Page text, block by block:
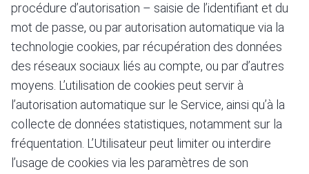
procédure d’autorisation – saisie de l’identifiant et du
mot de passe, ou par autorisation automatique via la
technologie cookies, par récupération des données
des réseaux sociaux liés au compte, ou par d’autres
moyens. L’utilisation de cookies peut servir à
l’autorisation automatique sur le Service, ainsi qu’à la
collecte de données statistiques, notamment sur la
fréquentation. L’Utilisateur peut limiter ou interdire
l’usage de cookies via les paramètres de son